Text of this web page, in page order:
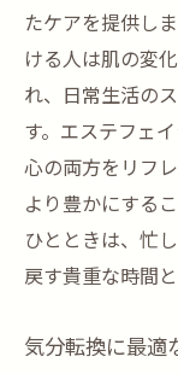
たケアを提供し
ける人は肌の変
れ、日常生活の
す。エステフェ
心の両方をリフ
より豊かにする
ひとときは、忙
戻す貴重な時間
気分転換に最適